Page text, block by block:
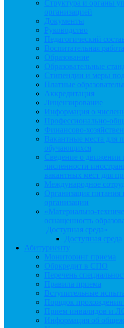
Структура и органы
организацией
Документы
Руководство
Педагогический
Воспитательная работа
Образование
Образовательные
Стипендии и меры
Платные
Аккредитация
Лицензирование
Информация о
Профессионально-
Финансово-
Вакантные места для
обучающихся
Сведение о движении
численности
вакантных мест для
Международное
Организация питания
организации
«Материально-
оснащенность
Доступная среда»
Доступная среда
Абитуриенту
Мониторинг приема
Обркредит в СПО
Перечень
Правила приема
Вступительные
Порядок прохождения
Прием инвалидов и
Информация об